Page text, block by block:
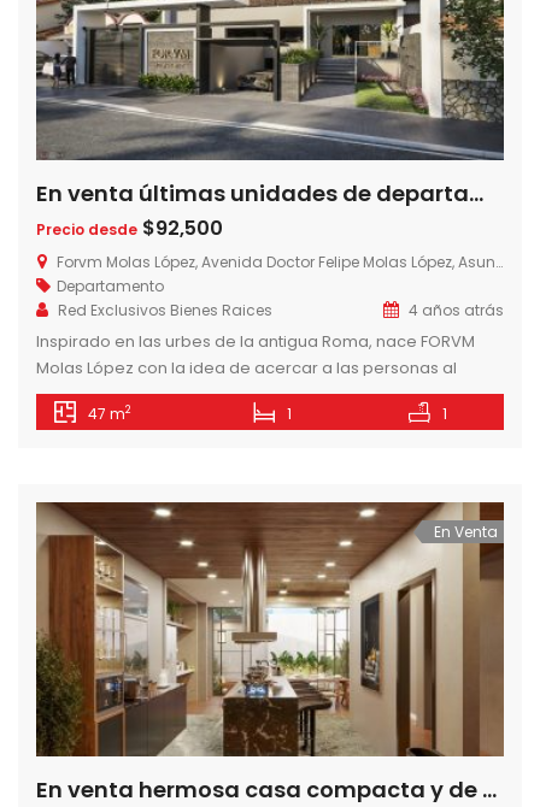
En venta últimas unidades de departamentos de 1 dormitorio en Forvm Molas López, zona eje corporativo de Asunción
Precio desde $92,500
Forvm Molas López, Avenida Doctor Felipe Molas López, Asunción, Paraguay
Departamento
Red Exclusivos Bienes Raices
4 años atrás
Inspirado en las urbes de la antigua Roma, nace FORVM
Molas López con la idea de acercar a las personas al
centro de toda la actividad económica, cultural y social de
Asunción. LUJO Y CONFORT A TU ALCANCE – 28 NIVELES – 100
47 m2 1 1
En Venta
En venta hermosa casa compacta y de Lujo en Villa Aurelia, Asunción-Paraguay